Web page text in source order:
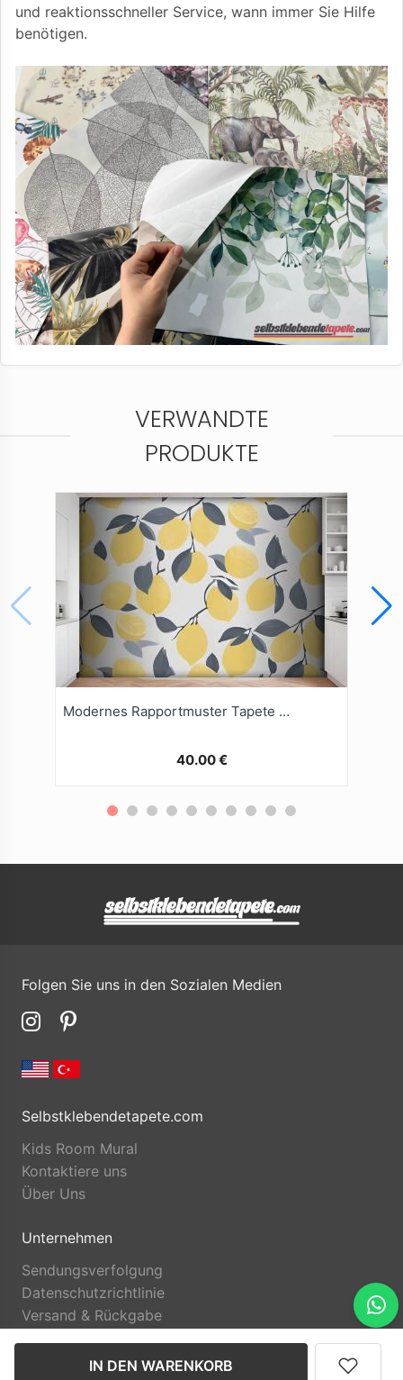
IN DEN WARENKORB
und reaktionsschneller Service, wann immer Sie Hilfe
benötigen.
VERWANDTE
PRODUKTE
Modernes Rapportmuster Tapete Gelbe Zitrone
40.00 €
Folgen Sie uns in den Sozialen Medien
Selbstklebendetapete.com
Kids Room Mural
Kontaktiere uns
Über Uns
Unternehmen
Sendungsverfolgung
Datenschutzrichtlinie
Versand & Rückgabe